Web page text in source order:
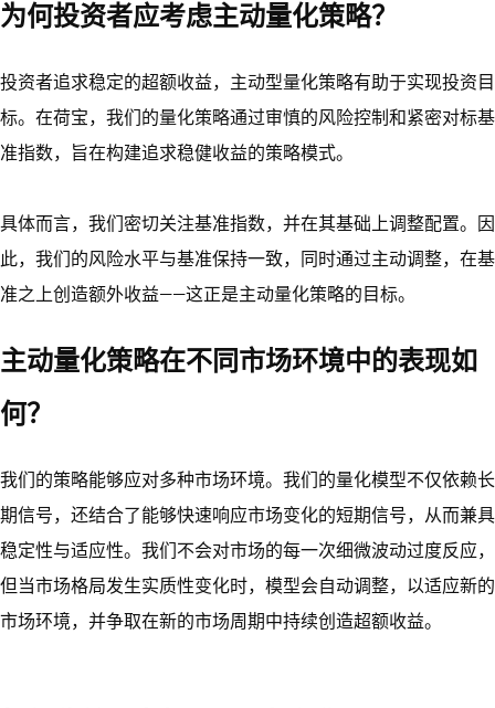
为何投资者应考虑主动量化策略？
投资者追求稳定的超额收益，主动型量化策略有助于实现投资目
标。在荷宝，我们的量化策略通过审慎的风险控制和紧密对标基
准指数，旨在构建追求稳健收益的策略模式。
具体而言，我们密切关注基准指数，并在其基础上调整配置。因
此，我们的风险水平与基准保持一致，同时通过主动调整，在基
准之上创造额外收益——这正是主动量化策略的目标。
主动量化策略在不同市场环境中的表现如
何？
我们的策略能够应对多种市场环境。我们的量化模型不仅依赖长
期信号，还结合了能够快速响应市场变化的短期信号，从而兼具
稳定性与适应性。我们不会对市场的每一次细微波动过度反应，
但当市场格局发生实质性变化时，模型会自动调整，以适应新的
市场环境，并争取在新的市场周期中持续创造超额收益。